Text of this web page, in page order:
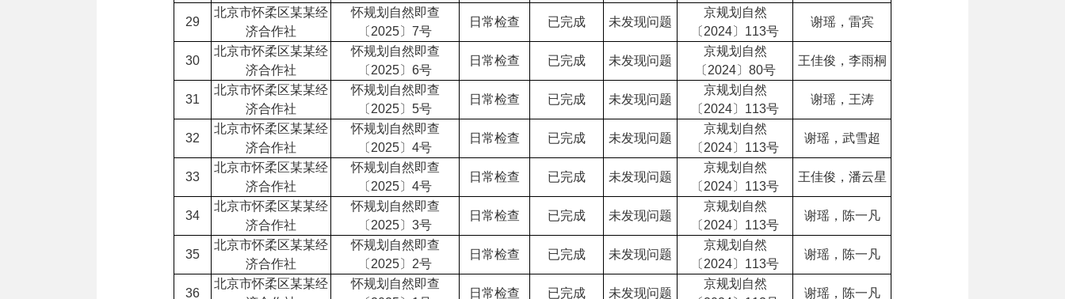
29
北京市怀柔区某某经
济合作社
怀规划自然即查
〔2025〕7号
日常检查 已完成 未发现问题
京规划自然
〔2024〕113号
谢瑶，雷宾
30
北京市怀柔区某某经
济合作社
怀规划自然即查
〔2025〕6号
日常检查 已完成 未发现问题
京规划自然
〔2024〕80号
王佳俊，李雨桐
31
北京市怀柔区某某经
济合作社
怀规划自然即查
〔2025〕5号
日常检查 已完成 未发现问题
京规划自然
〔2024〕113号
谢瑶，王涛
32
北京市怀柔区某某经
济合作社
怀规划自然即查
〔2025〕4号
日常检查 已完成 未发现问题
京规划自然
〔2024〕113号
谢瑶，武雪超
33
北京市怀柔区某某经
济合作社
怀规划自然即查
〔2025〕4号
日常检查 已完成 未发现问题
京规划自然
〔2024〕113号
王佳俊，潘云星
34
北京市怀柔区某某经
济合作社
怀规划自然即查
〔2025〕3号
日常检查 已完成 未发现问题
京规划自然
〔2024〕113号
谢瑶，陈一凡
35
北京市怀柔区某某经
济合作社
怀规划自然即查
〔2025〕2号
日常检查 已完成 未发现问题
京规划自然
〔2024〕113号
谢瑶，陈一凡
36
北京市怀柔区某某经
怀规划自然即查
日常检查 已完成 未发现问题
京规划自然
谢瑶，陈一凡